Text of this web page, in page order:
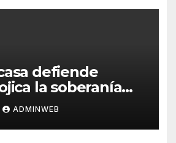
defiende
la soberanía
Tlapa
ADMINWEB